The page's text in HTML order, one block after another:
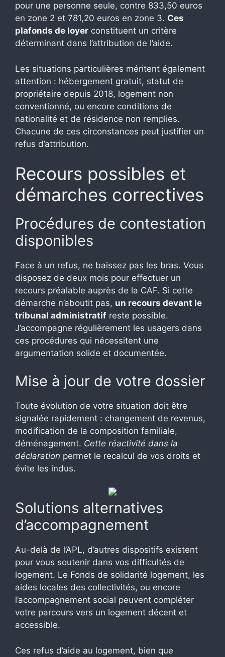
pour une personne seule, contre 833,50 euros
en zone 2 et 781,20 euros en zone 3. Ces
plafonds de loyer constituent un critère
déterminant dans l’attribution de l’aide.
Les situations particulières méritent également
attention : hébergement gratuit, statut de
propriétaire depuis 2018, logement non
conventionné, ou encore conditions de
nationalité et de résidence non remplies.
Chacune de ces circonstances peut justifier un
refus d’attribution.
Recours possibles et
démarches correctives
Procédures de contestation
disponibles
Face à un refus, ne baissez pas les bras. Vous
disposez de deux mois pour effectuer un
recours préalable auprès de la CAF. Si cette
démarche n’aboutit pas, un recours devant le
tribunal administratif reste possible.
J’accompagne régulièrement les usagers dans
ces procédures qui nécessitent une
argumentation solide et documentée.
Mise à jour de votre dossier
Toute évolution de votre situation doit être
signalée rapidement : changement de revenus,
modification de la composition familiale,
déménagement. Cette réactivité dans la
déclaration permet le recalcul de vos droits et
évite les indus.
Solutions alternatives
d’accompagnement
Au-delà de l’APL, d’autres dispositifs existent
pour vous soutenir dans vos difficultés de
logement. Le Fonds de solidarité logement, les
aides locales des collectivités, ou encore
l’accompagnement social peuvent compléter
votre parcours vers un logement décent et
accessible.
Ces refus d’aide au logement, bien que